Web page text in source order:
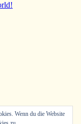
Wenn du die Website